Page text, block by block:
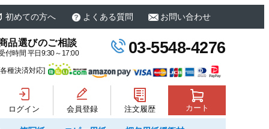
初めての方へ よくある質問 お問い合わせ
品選びのご相談
付時間 平日9:30～17:00 03-5548-4276
[各種決済対応]
ログイン
会員登録 注文履歴 カート